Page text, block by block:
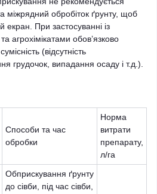
міжрядний обробіток ґрунту, щоб
екран. При застосуванні із
агрохімікатами обов’язково
(відсутність
грудочок, випадання осаду і т.д.).
Способи та час
обробки
Норма
витрати
препарату,
л/га
Обприскування ґрунту
до сівби, під час сівби,